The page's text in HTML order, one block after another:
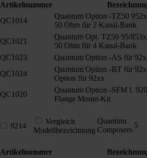
Artikelnummer
QC1014
Quantum Option -TZ50
50 Ohm für 2 Kanal-Bank
QC1021
Quantum Opt. TZ50 95/
50 Ohm für 4 Kanal-Bank
QC1023
Quantum Option -AS für
QC1024
Quantum Option -BT für
Option für 92xx
QC1020
Quantum Option -SFM f.
Flange Mount-Kit
9214
Vergleich
Modellbezeichnung
Quantum
Composers
5
Artikelnummer